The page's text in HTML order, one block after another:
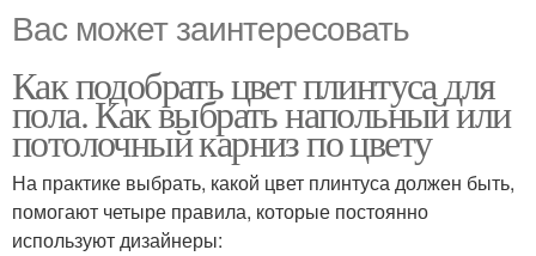
Вас может заинтересовать
Как подобрать цвет плинтуса для
пола. Как выбрать напольный или
потолочный карниз по цвету
На практике выбрать, какой цвет плинтуса должен быть,
помогают четыре правила, которые постоянно
используют дизайнеры: